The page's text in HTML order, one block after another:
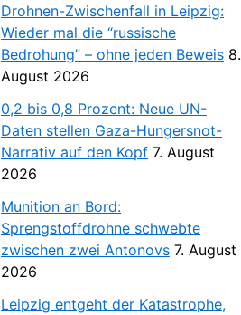
Drohnen-Zwischenfall in Leipzig:
Wieder mal die “russische
Bedrohung” – ohne jeden Beweis 8.
August 2026
0,2 bis 0,8 Prozent: Neue UN-
Daten stellen Gaza-Hungersnot-
Narrativ auf den Kopf 7. August
2026
Munition an Bord:
Sprengstoffdrohne schwebte
zwischen zwei Antonovs 7. August
2026
Leipzig entgeht der Katastrophe,